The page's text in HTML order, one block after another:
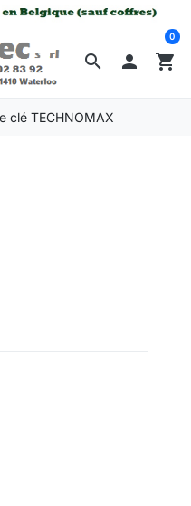
search  shopping_cart
0
clé TECHNOMAX